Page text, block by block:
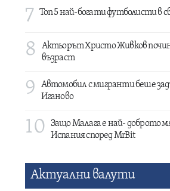
7 Топ 5 най-богати футболисти в
8
Актьорът Христо Живков
възраст
9
Автомобил с мигранти беше
Иганово
10
Защо Малага е най- доброто
Испания според MrBit
Актуални валути